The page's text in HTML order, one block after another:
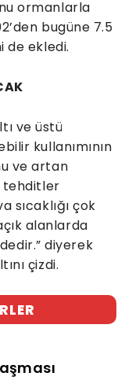
ormanlarla
bugüne 7.5
de ekledi.
ve üstü
kullanımının
ve artan
tehditler
sıcaklığı çok
alanlarda
diyerek
çizdi.